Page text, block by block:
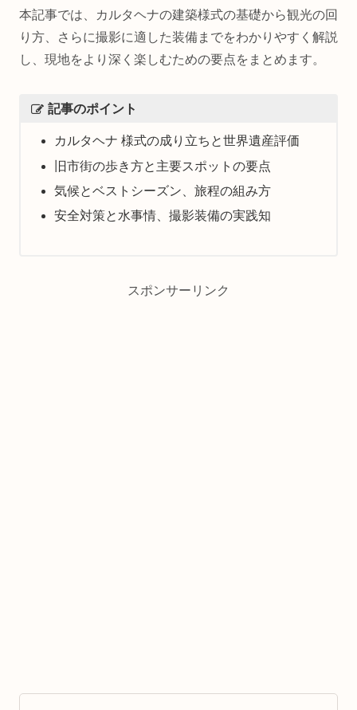
本記事では、カルタヘナの建築様式の基礎から観光の回
り方、さらに撮影に適した装備までをわかりやすく解説
し、現地をより深く楽しむための要点をまとめます。
記事のポイント
カルタヘナ 様式の成り立ちと世界遺産評価
旧市街の歩き方と主要スポットの要点
気候とベストシーズン、旅程の組み方
安全対策と水事情、撮影装備の実践知
スポンサーリンク